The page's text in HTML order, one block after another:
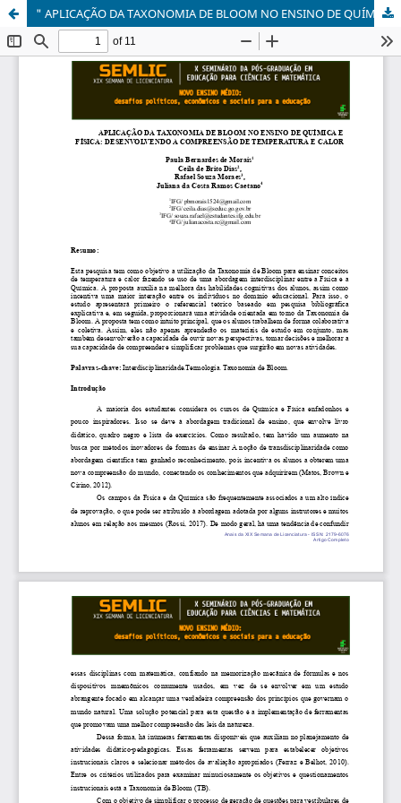
" APLICAÇÃO DA TAXONOMIA DE BLOOM NO ENSINO DE QUÍMICA E FÍSICA: DESENVOLVENDO A COMPREENSÃO DE TEMPERATURA E CALOR"